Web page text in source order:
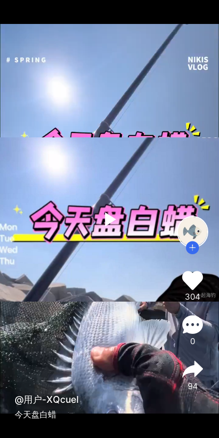
304
0
94
@用户-XQcueI
今天盘白蜡